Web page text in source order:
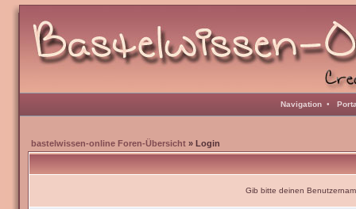
Navigation •
bastelwissen-online Foren-Übersicht » Login
Gib bitte deinen